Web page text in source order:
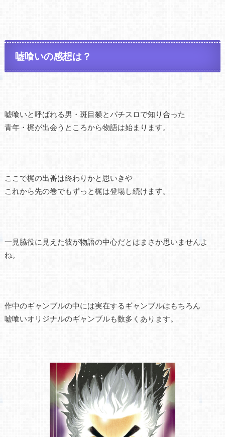
嘘喰いの感想は？
嘘喰いと呼ばれる男・斑目貘とパチスロで知り合った
青年・梶が出会うところから物語は始まります。
ここで梶の出番は終わりかと思いきや
これから先の巻でもずっと梶は登場し続けます。
一見脇役に見えた彼が物語の中心だとはまさか思いませんよ
ね。
作中のギャンブルの中には実在するギャンブルはもちろん
嘘喰いオリジナルのギャンブルも数多くあります。